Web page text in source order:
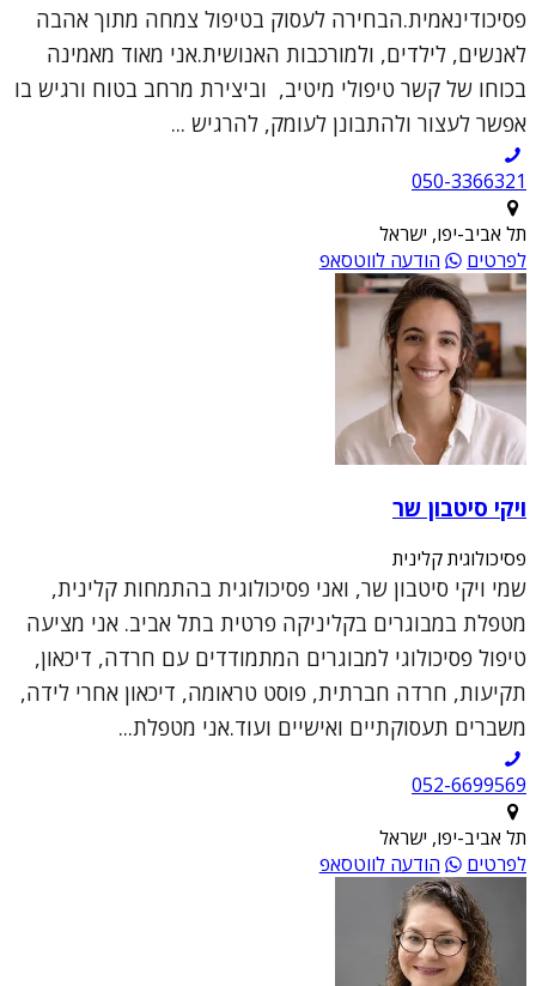
פסיכודינאמית.הבחירה לעסוק בטיפול צמחה מתוך אהבה
לאנשים, לילדים, ולמורכבות האנושית.אני מאוד מאמינה
בכוחו של קשר טיפולי מיטיב, וביצירת מרחב בטוח ורגיש בו
אפשר לעצור ולהתבונן לעומק, להרגיש ...
050-3366321
תל אביב-יפו, ישראל
לפרטים
הודעה לווטסאפ
ויקי סיטבון שר
פסיכולוגית קלינית
שמי ויקי סיטבון שר, ואני פסיכולוגית בהתמחות קלינית,
מטפלת במבוגרים בקליניקה פרטית בתל אביב. אני מציעה
טיפול פסיכולוגי למבוגרים המתמודדים עם חרדה, דיכאון,
תקיעות, חרדה חברתית, פוסט טראומה, דיכאון אחרי לידה,
משברים תעסוקתיים ואישיים ועוד.אני מטפלת...
052-6699569
תל אביב-יפו, ישראל
לפרטים
הודעה לווטסאפ